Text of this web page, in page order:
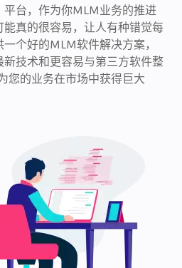
台，作为你MLM业务的推进
真的很容易，让人有种错觉每
个好的MLM软件解决方案，
技术和更容易与第三方软件整
您的业务在市场中获得巨大